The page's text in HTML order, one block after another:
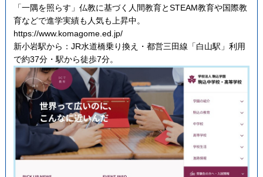
「一隅を照らす」仏教に基づく人間教育とSTEAM教育や国際教
育などで進学実績も人気も上昇中。
https://www.komagome.ed.jp/
新小岩駅から：JR水道橋乗り換え・都営三田線「白山駅」利用
で約37分・駅から徒歩7分。